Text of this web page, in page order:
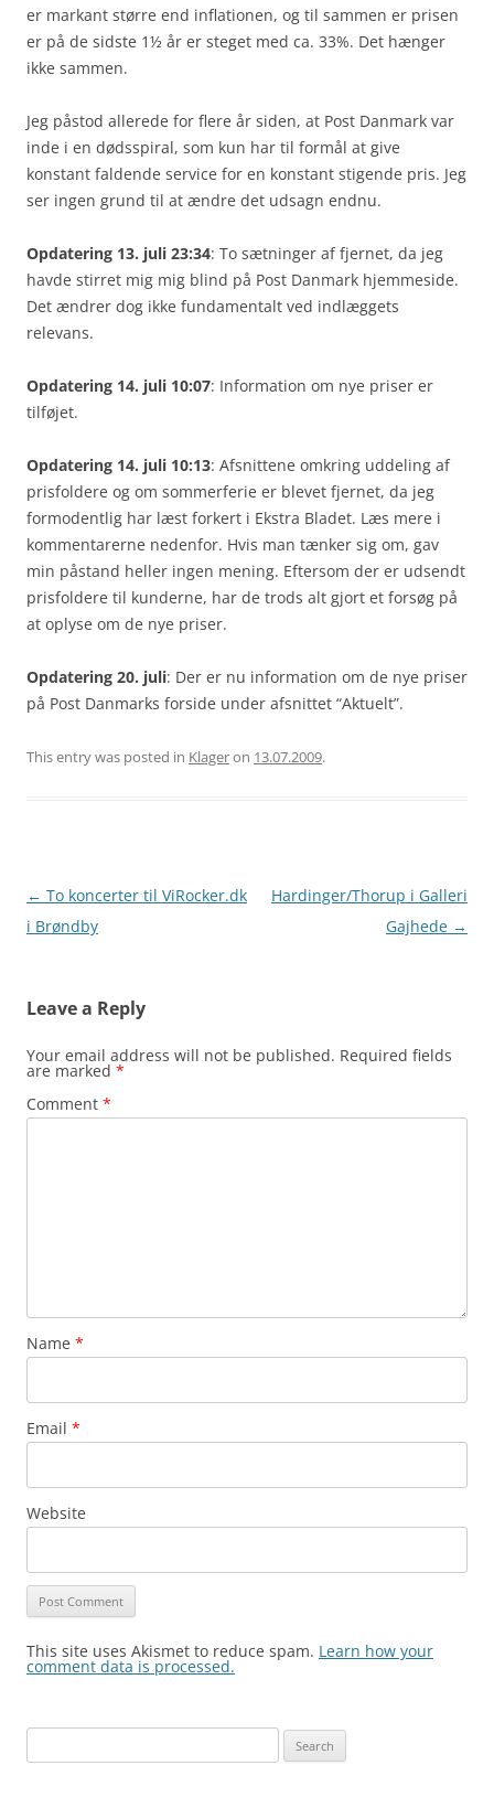
er markant større end inflationen, og til sammen er prisen
er på de sidste 1½ år er steget med ca. 33%. Det hænger
ikke sammen.
Jeg påstod allerede for flere år siden, at Post Danmark var
inde i en dødsspiral, som kun har til formål at give
konstant faldende service for en konstant stigende pris. Jeg
ser ingen grund til at ændre det udsagn endnu.
Opdatering 13. juli 23:34: To sætninger af fjernet, da jeg
havde stirret mig mig blind på Post Danmark hjemmeside.
Det ændrer dog ikke fundamentalt ved indlæggets
relevans.
Opdatering 14. juli 10:07: Information om nye priser er
tilføjet.
Opdatering 14. juli 10:13: Afsnittene omkring uddeling af
prisfoldere og om sommerferie er blevet fjernet, da jeg
formodentlig har læst forkert i Ekstra Bladet. Læs mere i
kommentarerne nedenfor. Hvis man tænker sig om, gav
min påstand heller ingen mening. Eftersom der er udsendt
prisfoldere til kunderne, har de trods alt gjort et forsøg på
at oplyse om de nye priser.
Opdatering 20. juli: Der er nu information om de nye priser
på Post Danmarks forside under afsnittet “Aktuelt”.
This entry was posted in Klageron 13.07.2009.
Post
navigation
← To koncerter til ViRocker.dk
i Brøndby
Hardinger/Thorup i Galleri
Gajhede →
Leave a Reply
Your email address will not be published. Required fields
are marked *
Comment *
Name *
Email *
Website
This site uses Akismet to reduce spam. Learn how your
comment data is processed.
for: